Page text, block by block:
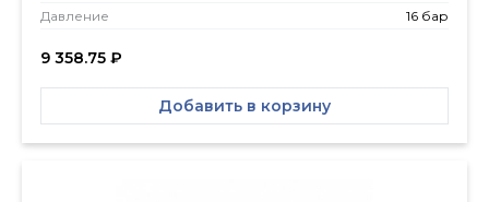
Давление
16 бар
9 358.75 ₽
Добавить в корзину